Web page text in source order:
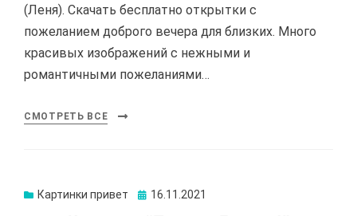
(Леня). Скачать бесплатно открытки с
пожеланием доброго вечера для близких. Много
красивых изображений с нежными и
романтичными пожеланиями…
СМОТРЕТЬ ВСЕ
Картинки привет Опубликовано
16.11.2021